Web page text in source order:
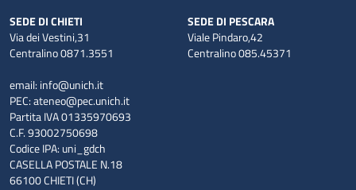
SEDE DI CHIETI
Via dei Vestini,31
Centralino 0871.3551
SEDE DI PESCARA
Viale Pindaro,42
Centralino 085.45371
email: info@unich.it
PEC:ateneo@pec.unich.it
Partita IVA 01335970693
C.F. 93002750698
Codice IPA: uni_gdch
CASELLA POSTALE N.18
66100 CHIETI (CH)